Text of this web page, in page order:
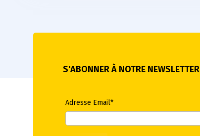
S'ABONNER À NOTRE NEWSLETTER
Adresse Email*